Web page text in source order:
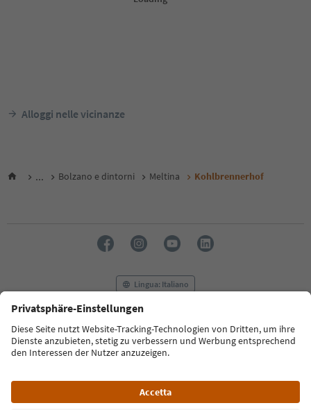
Alloggi nelle vicinanze
... Bolzano e dintorni Meltina Kohlbrennerhof
Lingua: Italiano
FAQ Contatti Press MICE
Privacy Policy
Termini e condizioni
Crediti
Cookie Policy
Alto Adige B2B